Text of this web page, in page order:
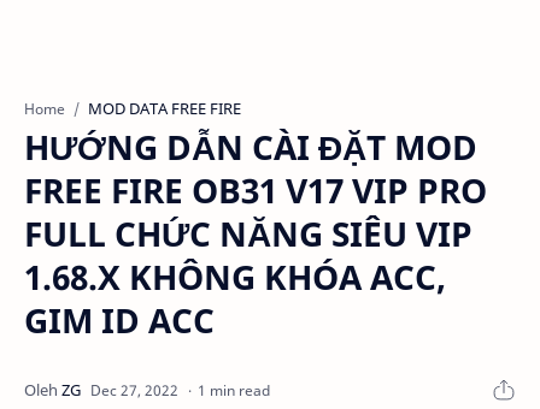
Home MOD DATA FREE FIRE
HƯỚNG DẪN CÀI ĐẶT MOD
FREE FIRE OB31 V17 VIP PRO
FULL CHỨC NĂNG SIÊU VIP
1.68.X KHÔNG KHÓA ACC,
GIM ID ACC
1 min read